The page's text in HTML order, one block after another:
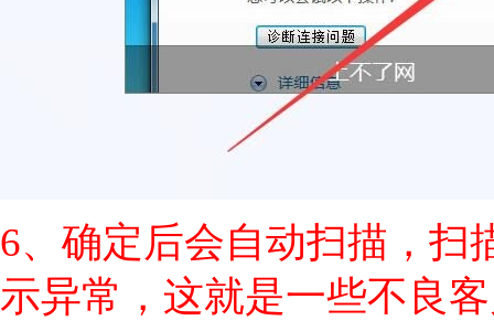
6、确定后会自动扫描，扫
示异常，这就是一些不良